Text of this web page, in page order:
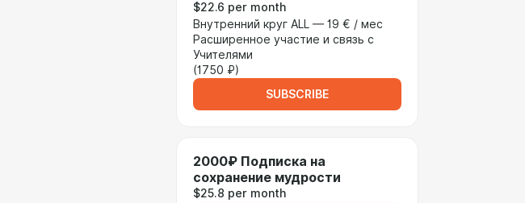
$22.6 per month
Внутренний круг ALL — 19 € / мес
Расширенное участие и связь с
Учителями
(1750 ₽)
SUBSCRIBE
2000₽ Подписка на
сохранение мудрости
$25.8 per month